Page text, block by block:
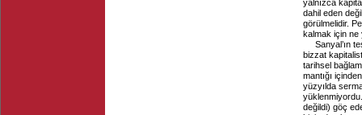
yalnızca
dahil eden
görülmelidir.
kalmak için ne
Sanyal’ın
bizzat
tarihsel
mantığı
yüzyılda
değildi) göç